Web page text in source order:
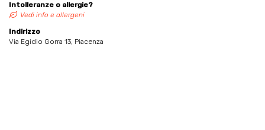
Intolleranze o allergie?
Vedi info e allergeni
Indirizzo
Via Egidio Gorra 13, Piacenza